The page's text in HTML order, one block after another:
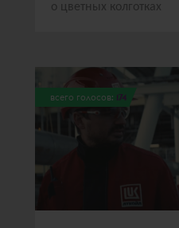
о цветных колготках
всего голосов: 174